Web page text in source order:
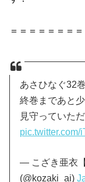
＝＝＝＝＝＝＝
あさひなぐ32
終巻まであと
見守っていた
pic.twitter.com/
— こざき亜衣
(@kozaki_ai)